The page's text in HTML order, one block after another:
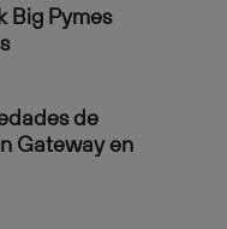
Big Pymes
de
Gateway en